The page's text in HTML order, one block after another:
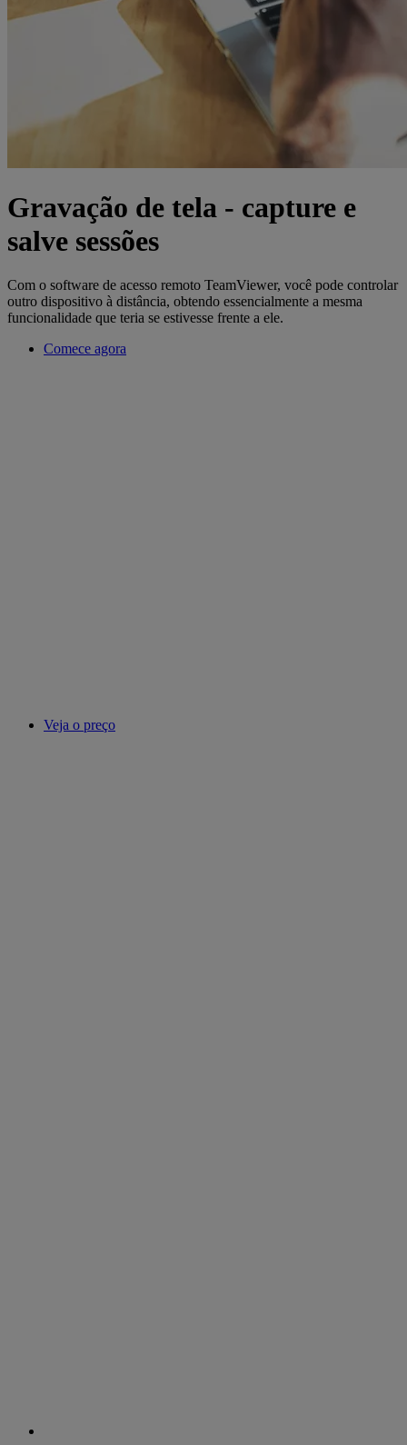
Gravação de tela - capture e
salve sessões
Com o software de acesso remoto TeamViewer, você pode controlar
outro dispositivo à distância, obtendo essencialmente a mesma
funcionalidade que teria se estivesse frente a ele.
Comece agora
Veja o preço